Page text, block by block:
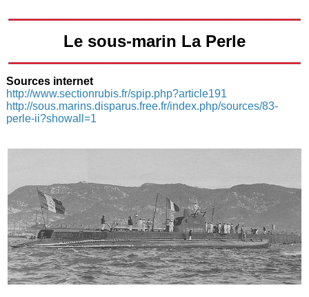
Le sous-marin La Perle
Sources internet
http://www.sectionrubis.fr/spip.php?article191
http://sous.marins.disparus.free.fr/index.php/sources/83-
perle-ii?showall=1